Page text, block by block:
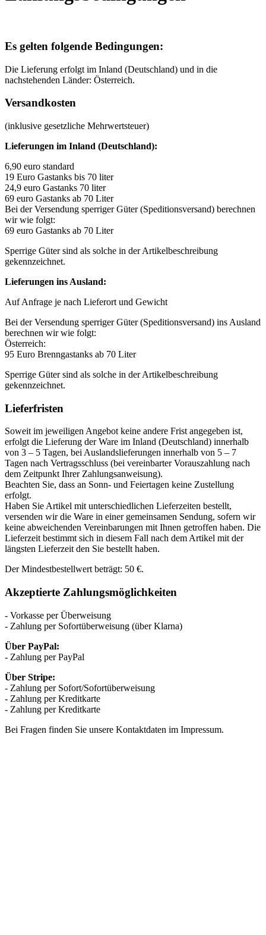
Es gelten folgende Bedingungen:
Die Lieferung erfolgt im Inland (Deutschland) und in die
nachstehenden Länder: Österreich.
Versandkosten
(inklusive gesetzliche Mehrwertsteuer)
Lieferungen im Inland (Deutschland):
6,90 euro standard
19 Euro Gastanks bis 70 liter
24,9 euro Gastanks 70 liter
69 euro Gastanks ab 70 Liter
Bei der Versendung sperriger Güter (Speditionsversand) berechnen
wir wie folgt:
69 euro Gastanks ab 70 Liter
Sperrige Güter sind als solche in der Artikelbeschreibung
gekennzeichnet.
Lieferungen ins Ausland:
Auf Anfrage je nach Lieferort und Gewicht
Bei der Versendung sperriger Güter (Speditionsversand) ins Ausland
berechnen wir wie folgt:
Österreich:
95 Euro Brenngastanks ab 70 Liter
Sperrige Güter sind als solche in der Artikelbeschreibung
gekennzeichnet.
Lieferfristen
Soweit im jeweiligen Angebot keine andere Frist angegeben ist,
erfolgt die Lieferung der Ware im Inland (Deutschland) innerhalb
von 3 – 5 Tagen, bei Auslandslieferungen innerhalb von 5 – 7
Tagen nach Vertragsschluss (bei vereinbarter Vorauszahlung nach
dem Zeitpunkt Ihrer Zahlungsanweisung).
Beachten Sie, dass an Sonn- und Feiertagen keine Zustellung
erfolgt.
Haben Sie Artikel mit unterschiedlichen Lieferzeiten bestellt,
versenden wir die Ware in einer gemeinsamen Sendung, sofern wir
keine abweichenden Vereinbarungen mit Ihnen getroffen haben. Die
Lieferzeit bestimmt sich in diesem Fall nach dem Artikel mit der
längsten Lieferzeit den Sie bestellt haben.
Der Mindestbestellwert beträgt: 50 €.
Akzeptierte Zahlungsmöglichkeiten
- Vorkasse per Überweisung
- Zahlung per Sofortüberweisung (über Klarna)
Über PayPal:
- Zahlung per PayPal
Über Stripe:
- Zahlung per Sofort/Sofortüberweisung
- Zahlung per Kreditkarte
- Zahlung per Kreditkarte
Bei Fragen finden Sie unsere Kontaktdaten im Impressum.